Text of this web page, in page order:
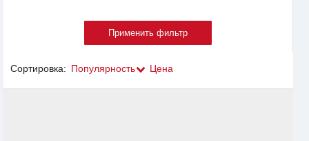
Сортировка: Популярность Цена